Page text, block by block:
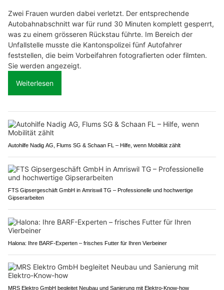
Zwei Frauen wurden dabei verletzt. Der entsprechende
Autobahnabschnitt war für rund 30 Minuten komplett gesperrt,
was zu einem grösseren Rückstau führte. Im Bereich der
Unfallstelle musste die Kantonspolizei fünf Autofahrer
feststellen, die beim Vorbeifahren fotografierten oder filmten.
Sie werden angezeigt.
Weiterlesen
Autohilfe Nadig AG, Flums SG & Schaan FL – Hilfe, wenn Mobilität zählt
FTS Gipsergeschäft GmbH in Amriswil TG – Professionelle und hochwertige
Gipserarbeiten
Halona: Ihre BARF-Experten – frisches Futter für Ihren Vierbeiner
MRS Elektro GmbH begleitet Neubau und Sanierung mit Elektro-Know-how